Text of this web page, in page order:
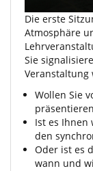
Die erste
Atmosphäre
Sie
Veranstaltung
Wollen Sie
Ist es Ihnen
den
Oder ist es
wann und